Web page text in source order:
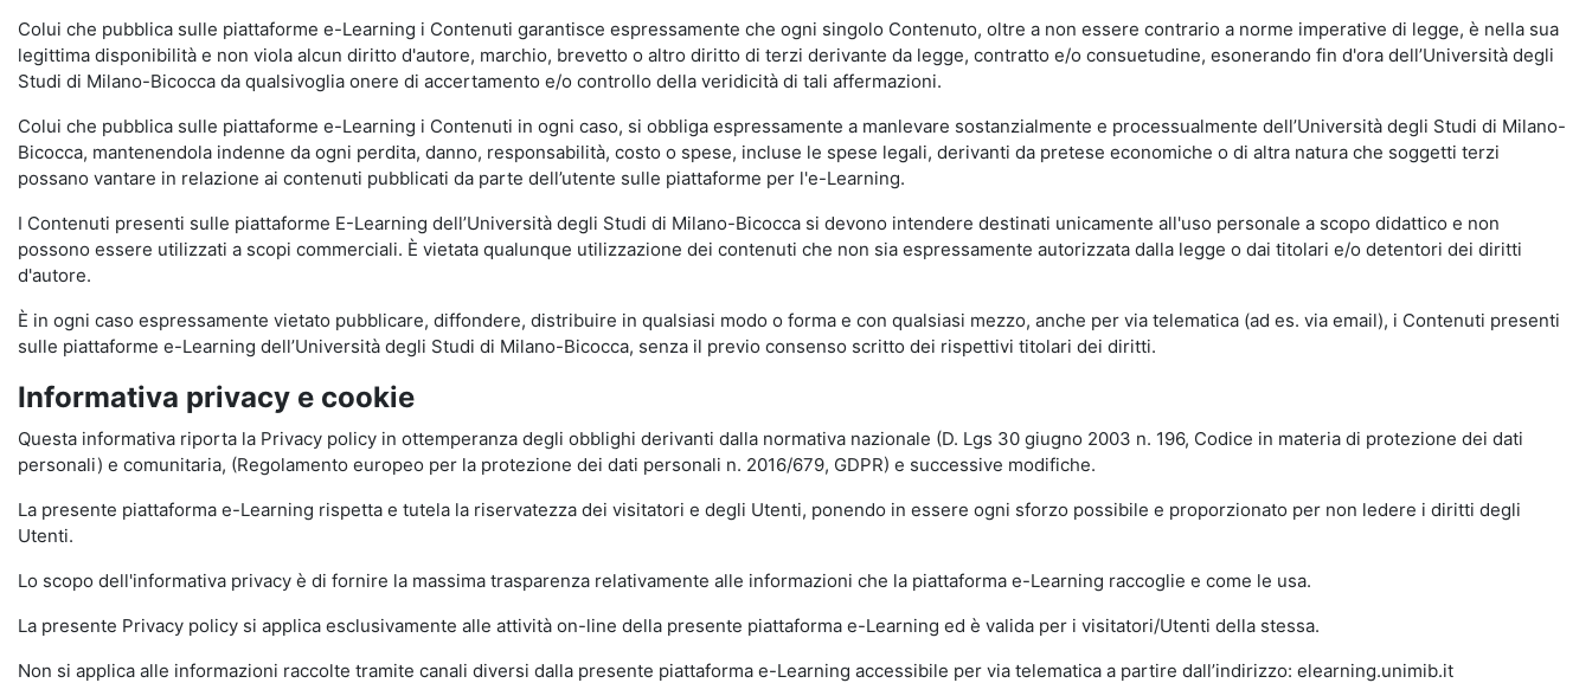
Colui che pubblica sulle piattaforme e-Learning i Contenuti garantisce espressamente che ogni singolo Contenuto, oltre a non essere contrario a norme imperative di legge, è nella sua
legittima disponibilità e non viola alcun diritto d'autore, marchio, brevetto o altro diritto di terzi derivante da legge, contratto e/o consuetudine, esonerando fin d'ora dell’Università degli
Studi di Milano-Bicocca da qualsivoglia onere di accertamento e/o controllo della veridicità di tali affermazioni.
Colui che pubblica sulle piattaforme e-Learning i Contenuti in ogni caso, si obbliga espressamente a manlevare sostanzialmente e processualmente dell’Università degli Studi di Milano-
Bicocca, mantenendola indenne da ogni perdita, danno, responsabilità, costo o spese, incluse le spese legali, derivanti da pretese economiche o di altra natura che soggetti terzi
possano vantare in relazione ai contenuti pubblicati da parte dell’utente sulle piattaforme per l'e-Learning.
I Contenuti presenti sulle piattaforme E-Learning dell’Università degli Studi di Milano-Bicocca si devono intendere destinati unicamente all'uso personale a scopo didattico e non
possono essere utilizzati a scopi commerciali. È vietata qualunque utilizzazione dei contenuti che non sia espressamente autorizzata dalla legge o dai titolari e/o detentori dei diritti
d'autore.
È in ogni caso espressamente vietato pubblicare, diffondere, distribuire in qualsiasi modo o forma e con qualsiasi mezzo, anche per via telematica (ad es. via email), i Contenuti presenti
sulle piattaforme e-Learning dell’Università degli Studi di Milano-Bicocca, senza il previo consenso scritto dei rispettivi titolari dei diritti.
Informativa privacy e cookie
Questa informativa riporta la Privacy policy in ottemperanza degli obblighi derivanti dalla normativa nazionale (D. Lgs 30 giugno 2003 n. 196, Codice in materia di protezione dei dati
personali) e comunitaria, (Regolamento europeo per la protezione dei dati personali n. 2016/679, GDPR) e successive modifiche.
La presente piattaforma e-Learning rispetta e tutela la riservatezza dei visitatori e degli Utenti, ponendo in essere ogni sforzo possibile e proporzionato per non ledere i diritti degli
Utenti.
Lo scopo dell'informativa privacy è di fornire la massima trasparenza relativamente alle informazioni che la piattaforma e-Learning raccoglie e come le usa.
La presente Privacy policy si applica esclusivamente alle attività on-line della presente piattaforma e-Learning ed è valida per i visitatori/Utenti della stessa.
Non si applica alle informazioni raccolte tramite canali diversi dalla presente piattaforma e-Learning accessibile per via telematica a partire dall’indirizzo: elearning.unimib.it